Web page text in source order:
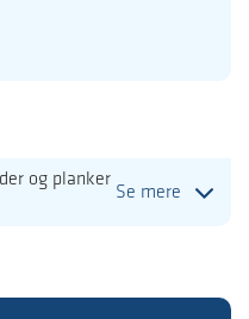
og planker
Se mere